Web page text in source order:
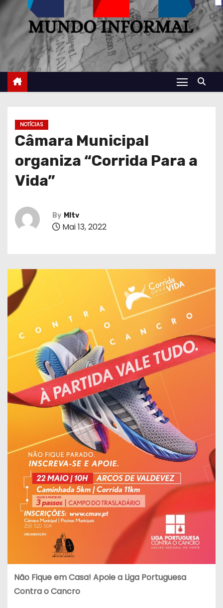
NOTÍCIAS
Câmara Municipal
organiza “Corrida Para a
Vida”
By MItv
Mai 13, 2022
Não Fique em Casa! Apoie a Liga Portuguesa
Contra o Cancro